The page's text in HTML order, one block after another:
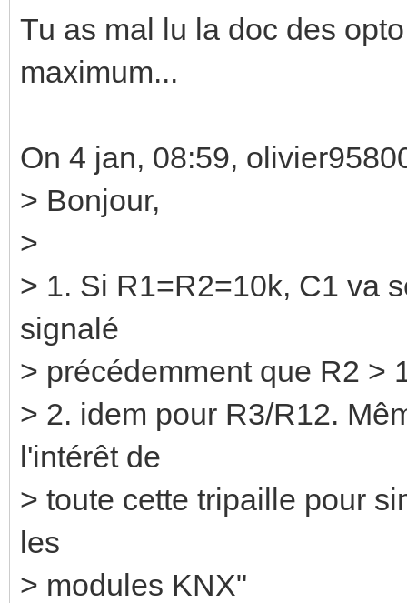
Tu as mal lu la doc des
maximum...
On 4 jan, 08:59,
> Bonjour,
>
> 1. Si R1=R2=10k, C1 va
signalé
> précédemment que R2 >
> 2. idem pour R3/R12.
l'intérêt de
> toute cette tripaille pour
les
> modules KNX"